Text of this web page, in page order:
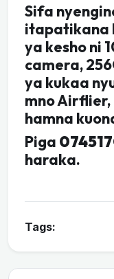
Sifa
itapatikana
ya kesho ni
camera,
ya kukaa
mno
hamna
Piga
haraka.
Tags: